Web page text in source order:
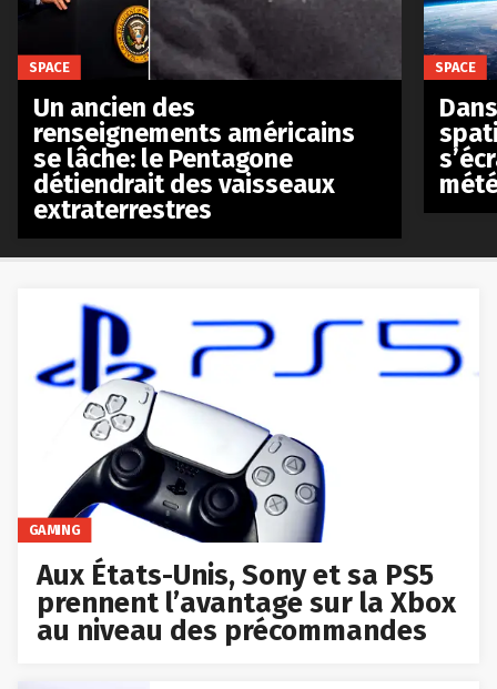
GAMING
Aux États-Unis, Sony et sa PS5
prennent l’avantage sur la Xbox
au niveau des précommandes
SPACE
Un ancien des
renseignements américains
se lâche: le Pentagone
détiendrait des vaisseaux
extraterrestres
SPACE